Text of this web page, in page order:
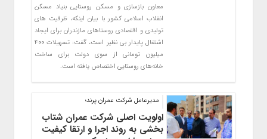
معاون بازسازی و مسکن روستایی بنیاد مسکن
انقلاب اسلامی کشور با بیان اینکه، ظرفیت های
تولیدی و اقتصادی روستاهای مازندران برای ایجاد
اشتغال پایدار بی نظیر است، گفت: تسهیلات ۴۰۰
میلیون تومانی از سوی دولت برای ساخت
خانه‌های روستایی اختصاص یافته است.
مدیرعامل شرکت عمران پرند؛
اولویت اصلی شرکت عمران شتاب
بخشی به روند اجرا و ارتقا کیفیت